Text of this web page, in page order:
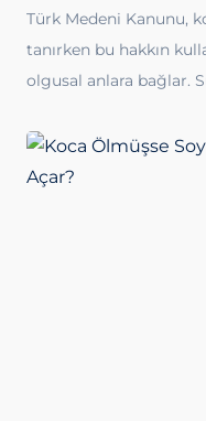
Türk Medeni Kanunu,
tanırken bu hakkın
olgusal anlara bağlar.